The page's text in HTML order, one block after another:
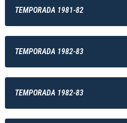
TEMPORADA 1981-82
TEMPORADA 1982-83
TEMPORADA 1982-83